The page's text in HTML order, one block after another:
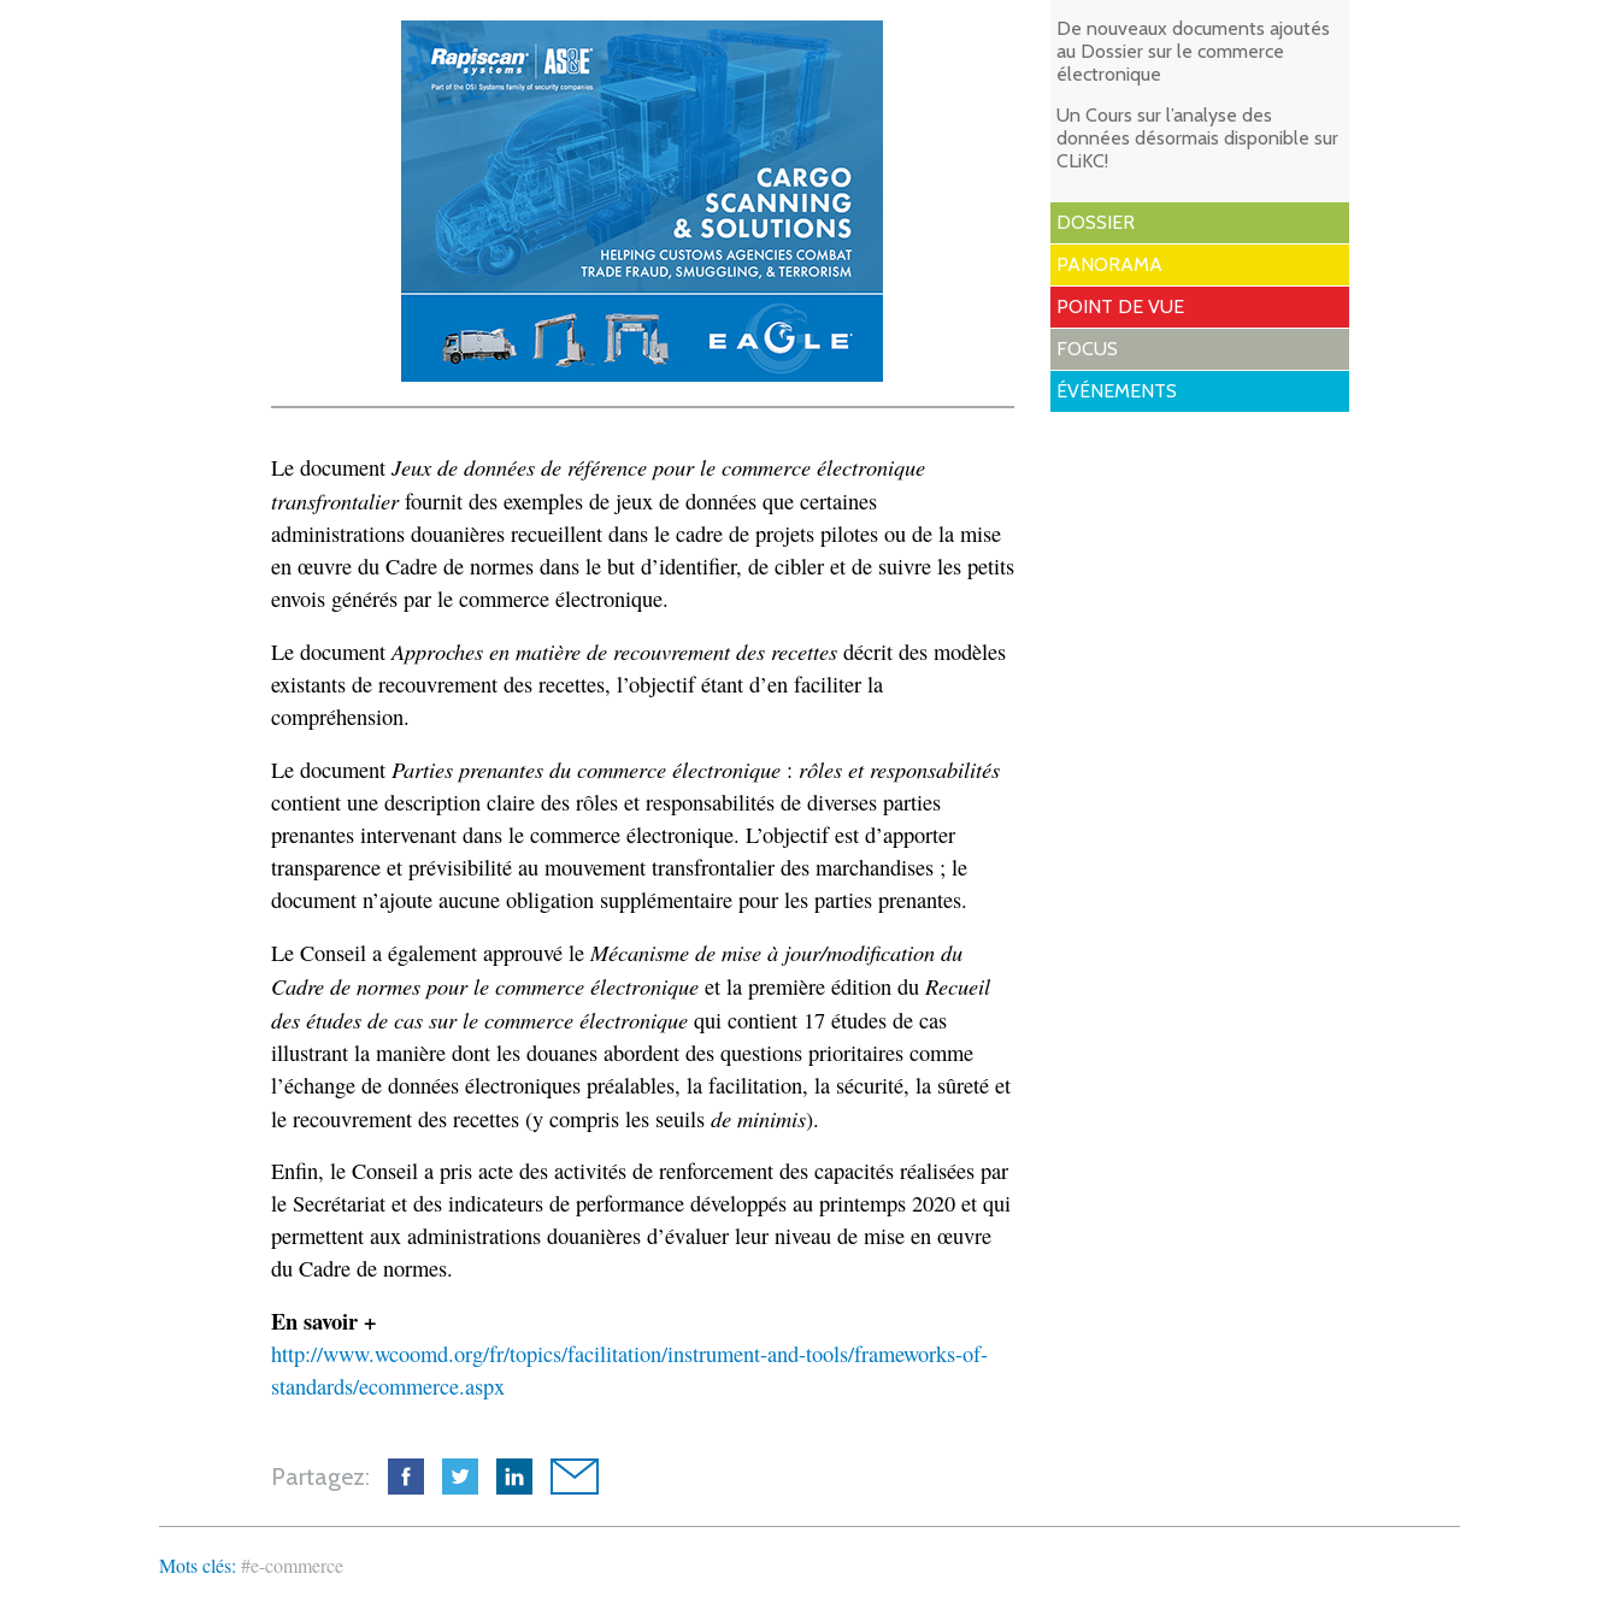
Le document Jeux de données de référence pour le commerce électronique
transfrontalierfournit des exemples de jeux de données que certaines
administrations douanières recueillent dans le cadre de projets pilotes ou de la mise
en œuvre du Cadre de normes dans le but d’identifier, de cibler et de suivre les petits
envois générés par le commerce électronique.
Le documentApproches en matière de recouvrement des recettesdécrit des modèles
existants de recouvrement des recettes, l’objectif étant d’en faciliter la
compréhension.
Le document Parties prenantes du commerce électronique: rôles et responsabilités
contient une description claire des rôles et responsabilités de diverses parties
prenantes intervenant dans le commerce électronique. L’objectif est d’apporter
transparence et prévisibilité au mouvement transfrontalier des marchandises ; le
document n’ajoute aucune obligation supplémentaire pour les parties prenantes.
Le Conseil a également approuvé leMécanisme de mise à jour/modification du
Cadre de normes pour le commerce électroniqueet la première édition du Recueil
des études de cas sur le commerce électroniquequi contient 17 études de cas
illustrant la manière dont les douanes abordent des questions prioritaires comme
l’échange de données électroniques préalables, la facilitation, la sécurité, la sûreté et
le recouvrement des recettes (y compris les seuils de minimis).
Enfin, le Conseil a pris acte des activités de renforcement des capacités réalisées par
le Secrétariat et des indicateurs de performance développés au printemps 2020 et qui
permettent aux administrations douanières d’évaluer leur niveau de mise en œuvre
du Cadre de normes.
En savoir +
http://www.wcoomd.org/fr/topics/facilitation/instrument-and-tools/frameworks-of-
standards/ecommerce.aspx
Partagez:
De nouveaux documents ajoutés
au Dossier sur le commerce
électronique
Un Cours sur l’analyse des
données désormais disponible sur
CLiKC!
DOSSIER
PANORAMA
POINT DE VUE
FOCUS
ÉVÉNEMENTS
Mots clés: #e-commerce